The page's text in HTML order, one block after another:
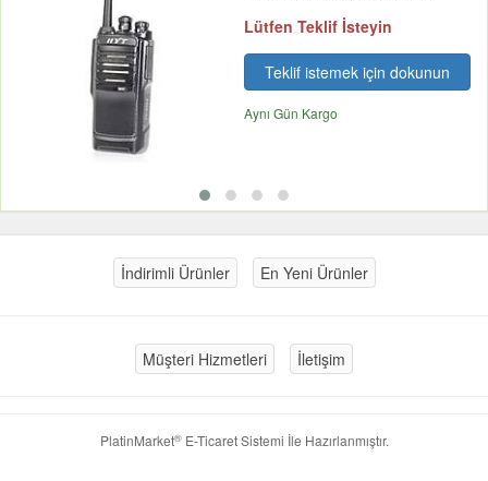
Lütfen Teklif İsteyin
Teklif istemek için dokunun
Aynı Gün Kargo
İndirimli Ürünler En Yeni Ürünler
Müşteri Hizmetleri İletişim
PlatinMarket®E-Ticaret Sistemi İle Hazırlanmıştır.